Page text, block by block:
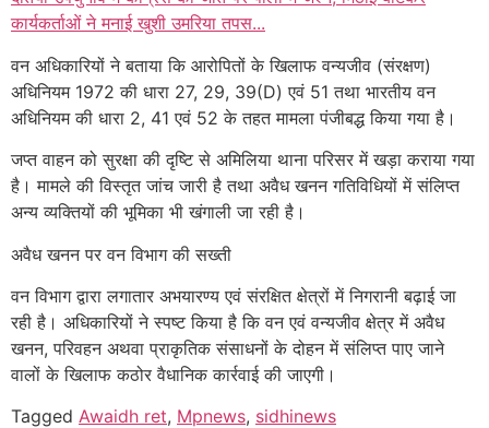
कार्यकर्ताओं ने मनाई खुशी उमरिया तपस...
वन अधिकारियों ने बताया कि आरोपितों के खिलाफ वन्यजीव (संरक्षण)
अधिनियम 1972 की धारा 27, 29, 39(D) एवं 51 तथा भारतीय वन
अधिनियम की धारा 2, 41 एवं 52 के तहत मामला पंजीबद्ध किया गया है।
जप्त वाहन को सुरक्षा की दृष्टि से अमिलिया थाना परिसर में खड़ा कराया गया
है। मामले की विस्तृत जांच जारी है तथा अवैध खनन गतिविधियों में संलिप्त
अन्य व्यक्तियों की भूमिका भी खंगाली जा रही है।
अवैध खनन पर वन विभाग की सख्ती
वन विभाग द्वारा लगातार अभयारण्य एवं संरक्षित क्षेत्रों में निगरानी बढ़ाई जा
रही है। अधिकारियों ने स्पष्ट किया है कि वन एवं वन्यजीव क्षेत्र में अवैध
खनन, परिवहन अथवा प्राकृतिक संसाधनों के दोहन में संलिप्त पाए जाने
वालों के खिलाफ कठोर वैधानिक कार्रवाई की जाएगी।
Tagged Awaidh ret, Mpnews, sidhinews